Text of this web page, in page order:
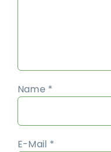
Name *
E-Mail *